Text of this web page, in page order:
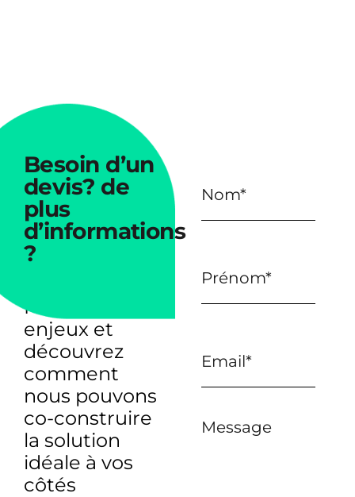
Besoin d’un
devis? de
plus
d’informations
?
Parlons de vos
enjeux et
découvrez
comment
nous pouvons
co-construire
la solution
idéale à vos
côtés
Message